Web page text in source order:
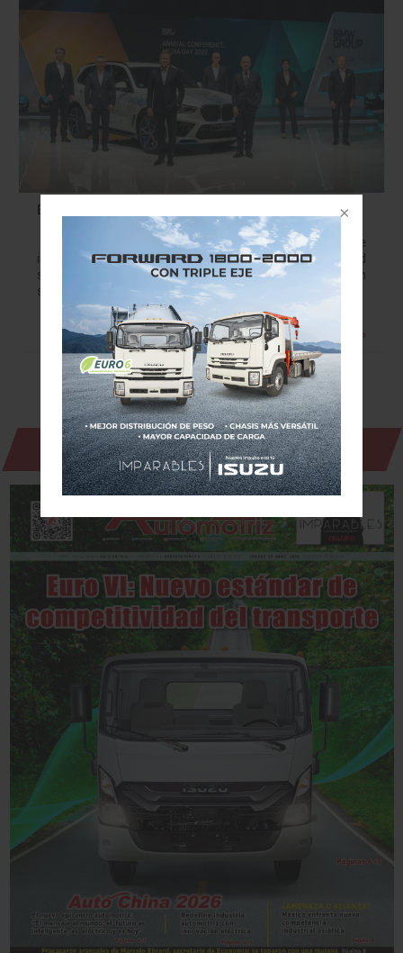
BMW Group intensifica el cambio tecnológico
BMW Group está acelerando el cambio tecnológico e
impulsando la transformación hacia la movilidad
sostenible. La compañía se está preparando para dar un
salto tecnológico completo con su plataforma Neue…
Leer más »
Revista Digital